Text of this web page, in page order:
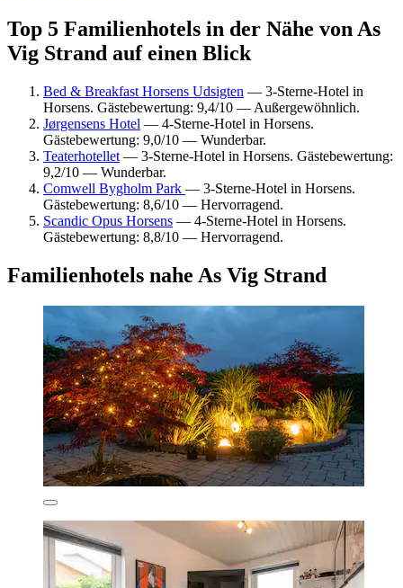
Top 5 Familienhotels in der Nähe von As
Vig Strand auf einen Blick
Bed & Breakfast Horsens Udsigten — 3-Sterne-Hotel in
Horsens. Gästebewertung: 9,4/10 — Außergewöhnlich.
Jørgensens Hotel — 4-Sterne-Hotel in Horsens.
Gästebewertung: 9,0/10 — Wunderbar.
Teaterhotellet — 3-Sterne-Hotel in Horsens. Gästebewertung:
9,2/10 — Wunderbar.
Comwell Bygholm Park — 3-Sterne-Hotel in Horsens.
Gästebewertung: 8,6/10 — Hervorragend.
Scandic Opus Horsens — 4-Sterne-Hotel in Horsens.
Gästebewertung: 8,8/10 — Hervorragend.
Familienhotels nahe As Vig Strand